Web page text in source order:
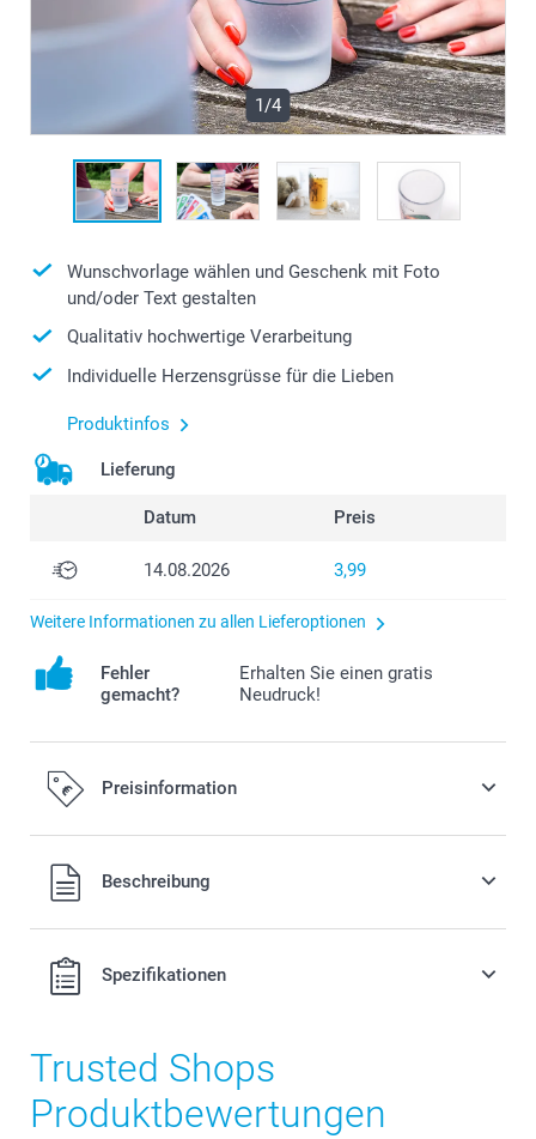
1/4
Wunschvorlage wählen und Geschenk mit Foto
und/oder Text gestalten
Qualitativ hochwertige Verarbeitung
Individuelle Herzensgrüsse für die Lieben
Produktinfos
Lieferung
Datum Preis
14.08.2026 3,99
Weitere Informationen zu allen Lieferoptionen
Fehler
gemacht?
Erhalten Sie einen gratis
Neudruck!
Preisinformation
Alle Preise verstehen sich in EURO (€) inkl. MwSt. und zzgl.
Versandkosten.Beschreibung
Spezifikationen
Trusted Shops
Produktbewertungen